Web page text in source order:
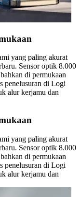
yang paling akurat
Sensor optik 8.000
di permukaan
penelusuran di Logi
alur kerjamu dan
yang paling akurat
Sensor optik 8.000
di permukaan
penelusuran di Logi
alur kerjamu dan